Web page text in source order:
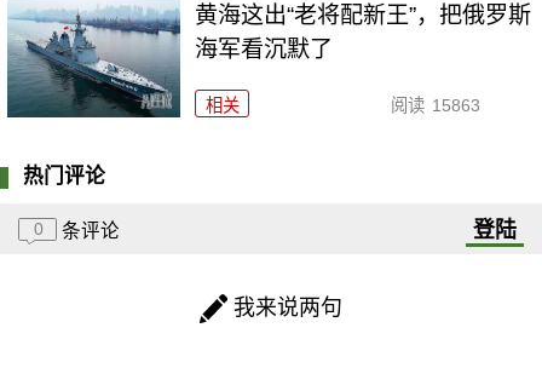
黄海这出“老将配新王”，把俄罗斯
海军看沉默了
相关 阅读 15863
热门评论
0 条评论 登陆
我来说两句